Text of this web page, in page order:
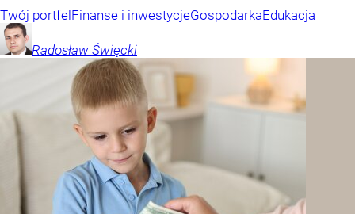
Twój portfel Finanse i inwestycjeGospodarkaEdukacja
Radosław Święcki